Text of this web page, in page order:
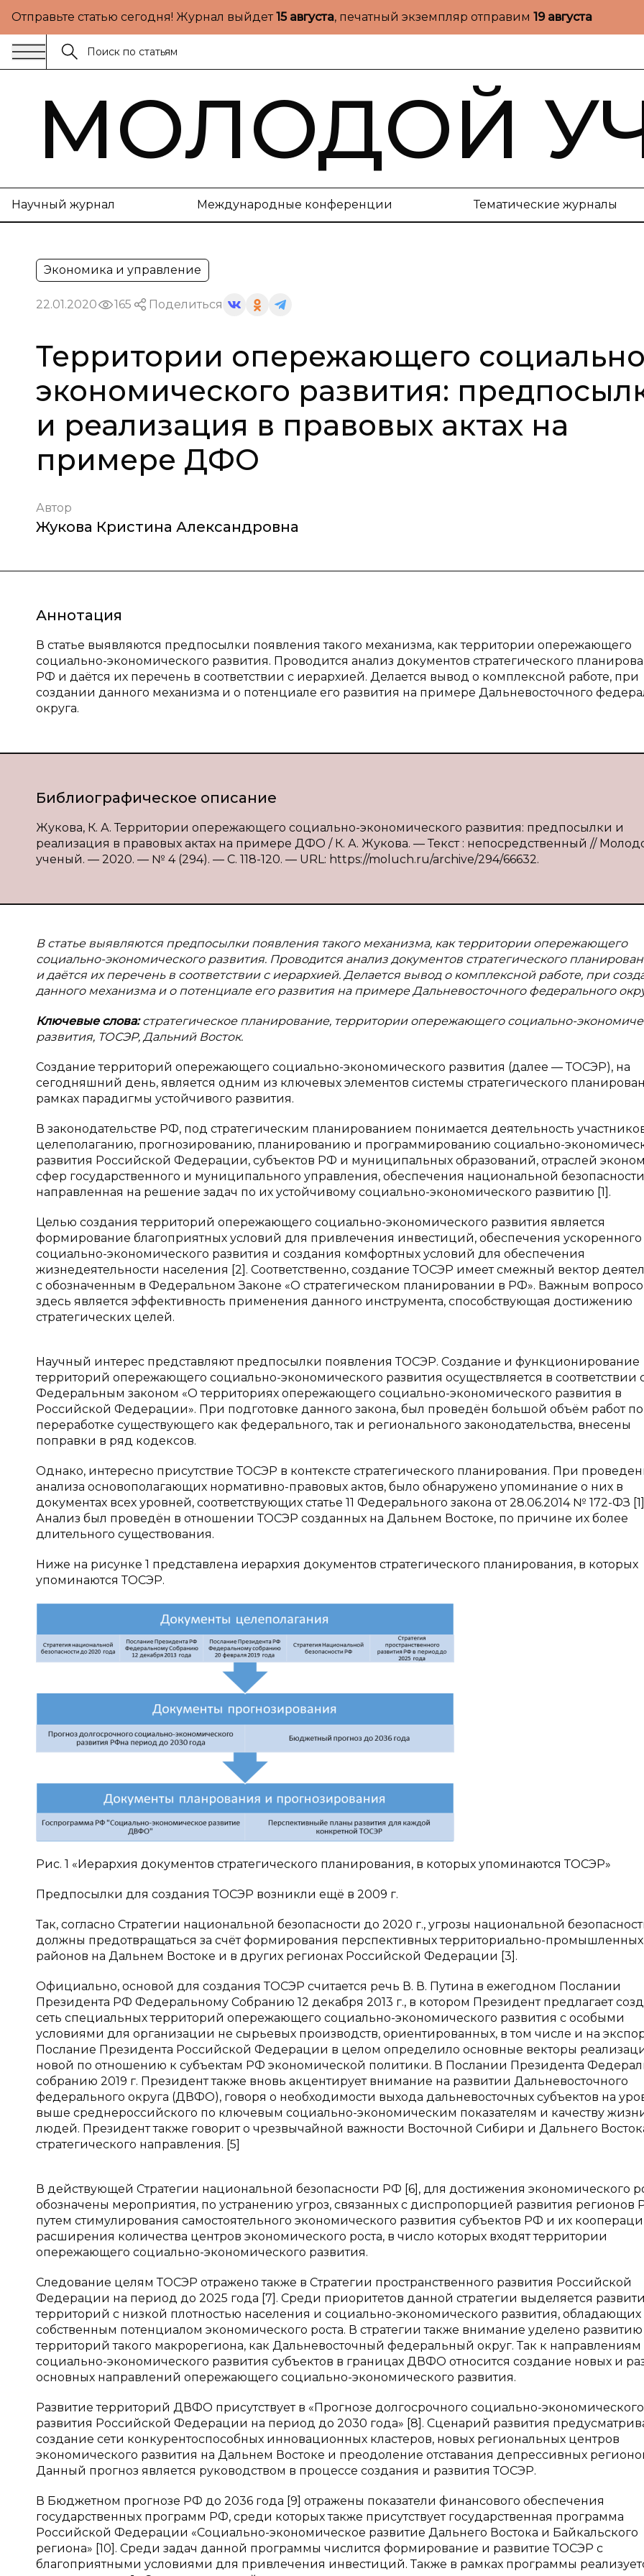
Отправьте статью сегодня! Журнал выйдет15 августа, печатный экземпляр отправим 19 августа
МОЛОДОЙ
Научный журнал Международные конференции Тематические журналы
Экономика и управление
22.01.2020 165 Поделиться
Территории опережающего
экономического развития:
и реализация в правовых актах на
примере ДФО
Автор
Жукова Кристина Александровна
Аннотация
В статье выявляются предпосылки появления такого механизма, как территории опережающего
социально-экономического развития. Проводится анализ документов стратегического
РФ и даётся их перечень в соответствии с иерархией. Делается вывод о комплексной работе, при
создании данного механизма и о потенциале его развития на примере Дальневосточного
округа.
Библиографическое описание
Жукова, К. А. Территории опережающего социально-экономического развития: предпосылки и
реализация в правовых актах на примере ДФО / К. А. Жукова. — Текст : непосредственный //
ученый. — 2020. — № 4 (294). — С. 118-120. — URL: https://moluch.ru/archive/294/66632.
В статье выявляются предпосылки появления такого механизма, как территории опережающего
социально-экономического развития. Проводится анализ документов стратегического
и даётся их перечень в соответствии с иерархией. Делается вывод о комплексной работе, при
данного механизма и о потенциале его развития на примере Дальневосточного федерального
Ключевые слова:стратегическое планирование, территории опережающего социально-
развития, ТОСЭР, Дальний Восток.
Создание территорий опережающего социально-экономического развития (далее — ТОСЭР), на
сегодняшний день, является одним из ключевых элементов системы стратегического
рамках парадигмы устойчивого развития.
В законодательстве РФ, под стратегическим планированием понимается деятельность
целеполаганию, прогнозированию, планированию и программированию социально-
развития Российской Федерации, субъектов РФ и муниципальных образований, отраслей
сфер государственного и муниципального управления, обеспечения национальной
направленная на решение задач по их устойчивому социально-экономического развитию [1].
Целью создания территорий опережающего социально-экономического развития является
формирование благоприятных условий для привлечения инвестиций, обеспечения ускоренного
социально-экономического развития и создания комфортных условий для обеспечения
жизнедеятельности населения [2]. Соответственно, создание ТОСЭР имеет смежный вектор
с обозначенным в Федеральном Законе «О стратегическом планировании в РФ». Важным
здесь является эффективность применения данного инструмента, способствующая достижению
стратегических целей.
Научный интерес представляют предпосылки появления ТОСЭР. Создание и функционирование
территорий опережающего социально-экономического развития осуществляется в соответствии
Федеральным законом «О территориях опережающего социально-экономического развития в
Российской Федерации». При подготовке данного закона, был проведён большой объём работ по
переработке существующего как федерального, так и регионального законодательства, внесены
поправки в ряд кодексов.
Однако, интересно присутствие ТОСЭР в контексте стратегического планирования. При
анализа основополагающих нормативно-правовых актов, было обнаружено упоминание о них в
документах всех уровней, соответствующих статье 11 Федерального закона от 28.06.2014 № 172-ФЗ
Анализ был проведён в отношении ТОСЭР созданных на Дальнем Востоке, по причине их более
длительного существования.
Ниже на рисунке 1 представлена иерархия документов стратегического планирования, в которых
упоминаются ТОСЭР.
Рис. 1 «Иерархия документов стратегического планирования, в которых упоминаются ТОСЭР»
Предпосылки для создания ТОСЭР возникли ещё в 2009 г.
Так, согласно Стратегии национальной безопасности до 2020 г., угрозы национальной
должны предотвращаться за счёт формирования перспективных территориально-промышленных
районов на Дальнем Востоке и в других регионах Российской Федерации [3].
Официально, основой для создания ТОСЭР считается речь В. В. Путина в ежегодном Послании
Президента РФ Федеральному Собранию 12 декабря 2013 г., в котором Президент предлагает
сеть специальных территорий опережающего социально-экономического развития с особыми
условиями для организации не сырьевых производств, ориентированных, в том числе и на
Послание Президента Российской Федерации в целом определило основные векторы
новой по отношению к субъектам РФ экономической политики. В Послании Президента
собранию 2019 г. Президент также вновь акцентирует внимание на развитии Дальневосточного
федерального округа (ДВФО), говоря о необходимости выхода дальневосточных субъектов на
выше среднероссийского по ключевым социально-экономическим показателям и качеству
людей. Президент также говорит о чрезвычайной важности Восточной Сибири и Дальнего
стратегического направления. [5]
В действующей Стратегии национальной безопасности РФ [6], для достижения экономического
обозначены мероприятия, по устранению угроз, связанных с диспропорцией развития регионов
путем стимулирования самостоятельного экономического развития субъектов РФ и их
расширения количества центров экономического роста, в число которых входят территории
опережающего социально-экономического развития.
Следование целям ТОСЭР отражено также в Стратегии пространственного развития Российской
Федерации на период до 2025 года [7]. Среди приоритетов данной стратегии выделяется
территорий с низкой плотностью населения и социально-экономического развития, обладающих
собственным потенциалом экономического роста. В стратегии также внимание уделено развитию
территорий такого макрорегиона, как Дальневосточный федеральный округ. Так к направлениям
социально-экономического развития субъектов в границах ДВФО относится создание новых и
основных направлений опережающего социально-экономического развития.
Развитие территорий ДВФО присутствует в «Прогнозе долгосрочного социально-экономического
развития Российской Федерации на период до 2030 года» [8]. Сценарий развития
создание сети конкурентоспособных инновационных кластеров, новых региональных центров
экономического развития на Дальнем Востоке и преодоление отставания депрессивных
Данный прогноз является руководством в процессе создания и развития ТОСЭР.
В Бюджетном прогнозе РФ до 2036 года [9] отражены показатели финансового обеспечения
государственных программ РФ, среди которых также присутствует государственная программа
Российской Федерации «Социально-экономическое развитие Дальнего Востока и Байкальского
региона» [10]. Среди задач данной программы числится формирование и развитие ТОСЭР с
благоприятными условиями для привлечения инвестиций. Также в рамках программы